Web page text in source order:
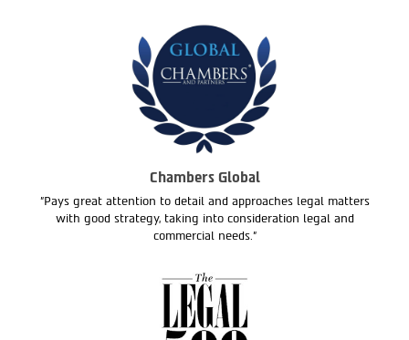
Chambers Global
"Pays great attention to detail and approaches legal matters
with good strategy, taking into consideration legal and
commercial needs."